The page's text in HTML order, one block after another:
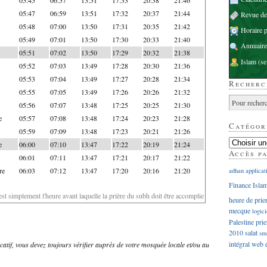
05:47
06:59 13:51 17:32 20:37
21:44
05:48
07:00 13:50 17:31 20:35
21:42
05:49
07:01 13:50 17:30 20:33
21:40
05:51
07:02 13:50 17:29 20:32
21:38
05:52
07:03 13:49 17:28 20:30
21:36
05:53
07:04 13:49 17:27 20:28
21:34
05:55
07:05 13:49 17:26 20:26
21:32
05:56
07:07 13:48 17:25 20:25
21:30
05:57 07:08 13:48 17:24 20:23
21:28
05:59
07:09 13:48 17:23 20:21
21:26
06:00 07:10 13:47 17:22 20:19
21:24
06:01
07:11 13:47 17:21 20:17
21:22
06:03 07:12 13:47 17:20 20:16 21:20
simplement l'heure avant laquelle la prière du subh doit être accomplie
vous devez toujours vérifier auprès de votre mosquée locale et/ou au
Revue
Horaire
Islam
Accès
adhan
Finance
heure de
mecque
Palestine
2010salat
intégralweb